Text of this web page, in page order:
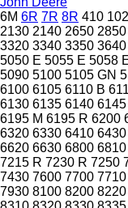
6M 6R 7R 8R 410
2130 2140 2650 2850
3320 3340 3350 3640
5050 E 5055 E 5058
5090 5100 5105 GN
6100 6105 6110 B
6130 6135 6140 6145
6195 M 6195 R 6200
6320 6330 6410
6620 6630 6800 6810
7215 R 7230 R 7250
7430 7600 7700 7710
7930 8100 8200 8220